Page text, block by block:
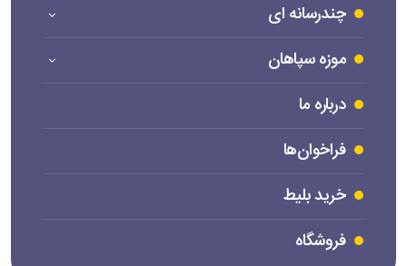
چندرسانه ای
موزه سپاهان
درباره ما
فراخوان‌ها
خرید بلیط
فروشگاه